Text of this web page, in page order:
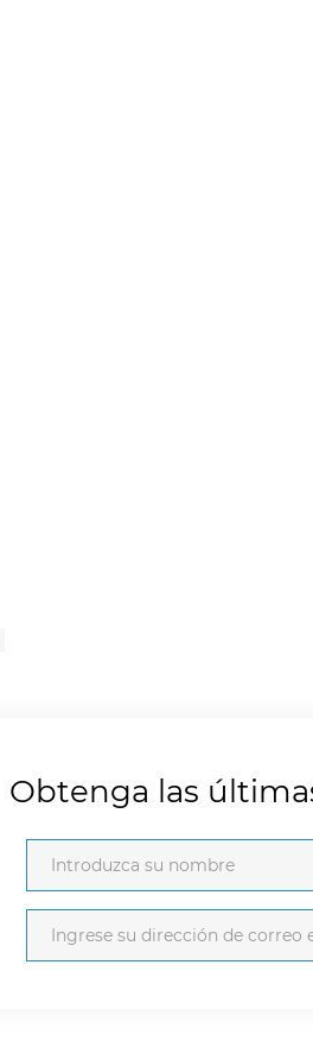
Obtenga las